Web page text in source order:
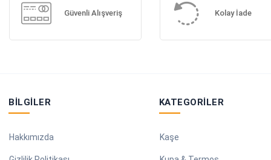
Güvenli Alışveriş Kolay İade
BILGILER
Hakkımızda
KATEGORILER
Kaşe